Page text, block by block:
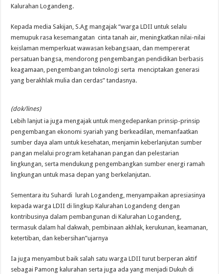
Kalurahan Logandeng.
​​Kepada media Sakijan, S.Ag mangajak “warga LDII untuk selalu
memupuk rasa kesemangatan cinta tanah air, meningkatkan nilai-nilai
keislaman memperkuat wawasan kebangsaan, dan mempererat
persatuan bangsa, mendorong pengembangan pendidikan berbasis
keagamaan, pengembangan teknologi serta menciptakan generasi
yang berakhlak mulia dan cerdas” tandasnya.
(dok/lines)
​Lebih lanjut ia juga mengajak untuk mengedepankan prinsip-prinsip
pengembangan ekonomi syariah yang berkeadilan, memanfaatkan
sumber daya alam untuk kesehatan, menjamin keberlanjutan sumber
pangan melalui program ketahanan pangan dan pelestarian
lingkungan, serta mendukung pengembangkan sumber energi ramah
lingkungan untuk masa depan yang berkelanjutan.
​Sementara itu Suhardi lurah Logandeng, menyampaikan apresiasinya
kepada warga LDII di lingkup Kalurahan Logandeng dengan
kontribusinya dalam pembangunan di Kalurahan Logandeng,
termasuk dalam hal dakwah, pembinaan akhlak, kerukunan, keamanan,
ketertiban, dan kebersihan”ujarnya
Ia juga menyambut baik salah satu warga LDII turut berperan aktif
sebagai Pamong kalurahan serta juga ada yang menjadi Dukuh di